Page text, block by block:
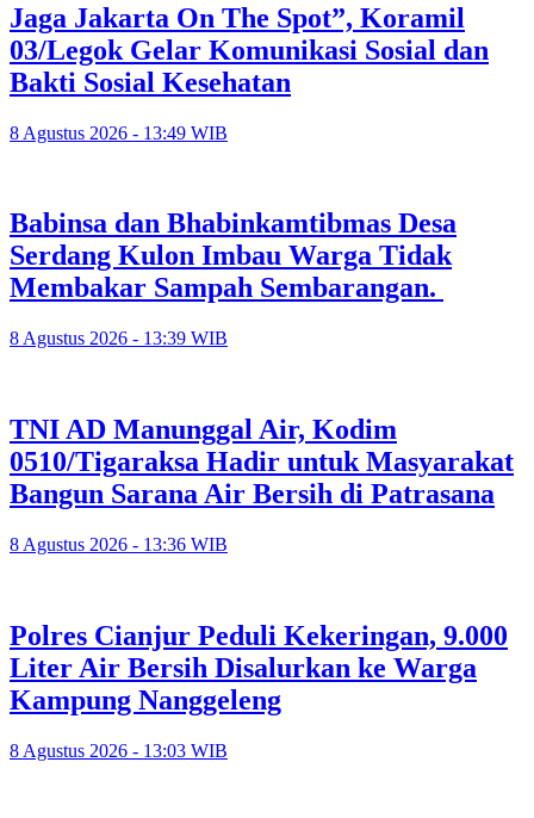
Jaga Jakarta On The Spot”, Koramil
03/Legok Gelar Komunikasi Sosial dan
Bakti Sosial Kesehatan
8 Agustus 2026 - 13:49 WIB
Babinsa dan Bhabinkamtibmas Desa
Serdang Kulon Imbau Warga Tidak
Membakar Sampah Sembarangan.
8 Agustus 2026 - 13:39 WIB
TNI AD Manunggal Air, Kodim
0510/Tigaraksa Hadir untuk Masyarakat
Bangun Sarana Air Bersih di Patrasana
8 Agustus 2026 - 13:36 WIB
Polres Cianjur Peduli Kekeringan, 9.000
Liter Air Bersih Disalurkan ke Warga
Kampung Nanggeleng
8 Agustus 2026 - 13:03 WIB